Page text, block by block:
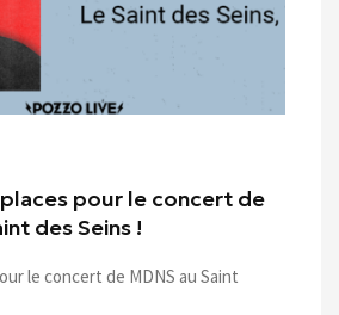
pour le concert de
des Seins !
le concert de MDNS au Saint